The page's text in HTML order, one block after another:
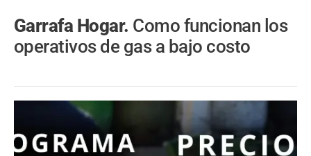
Garrafa Hogar. Como funcionan los
operativos de gas a bajo costo